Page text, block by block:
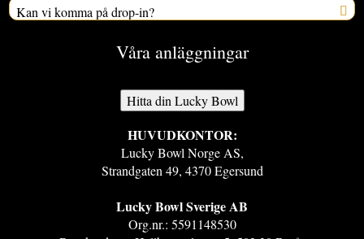
Kan vi komma på drop-in?
Våra anläggningar
Hitta din Lucky Bowl
HUVUDKONTOR:
Lucky Bowl Norge AS,
Strandgaten 49, 4370 Egersund
Lucky Bowl Sverige AB​
Org.nr.: 5591148530​